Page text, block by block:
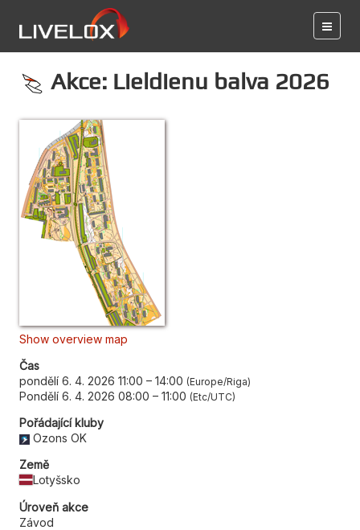
Akce: Lieldienu balva 2026
Show overview map
Čas
pondělí 6. 4. 2026 11:00 – 14:00 Europe/Riga
Pondělí 6. 4. 2026 08:00 – 11:00 Etc/UTC
Pořádající kluby
Ozons OK
Země
Lotyšsko
Úroveň akce
Závod